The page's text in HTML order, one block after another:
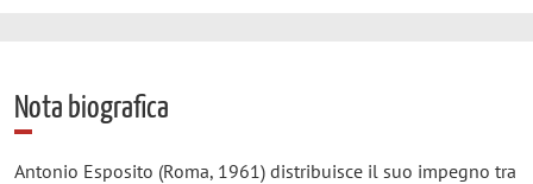
Nota biografica
Antonio Esposito (Roma, 1961) distribuisce il suo impegno tra